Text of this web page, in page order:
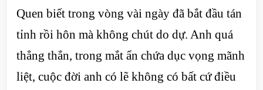
Quen biết trong vòng vài ngày đã bắt đầu tán
tỉnh rồi hôn mà không chút do dự. Anh quá
thẳng thắn, trong mắt ẩn chứa dục vọng mãnh
liệt, cuộc đời anh có lẽ không có bất cứ điều